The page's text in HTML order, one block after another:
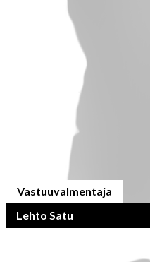
Vastuuvalmentaja
Lehto Satu